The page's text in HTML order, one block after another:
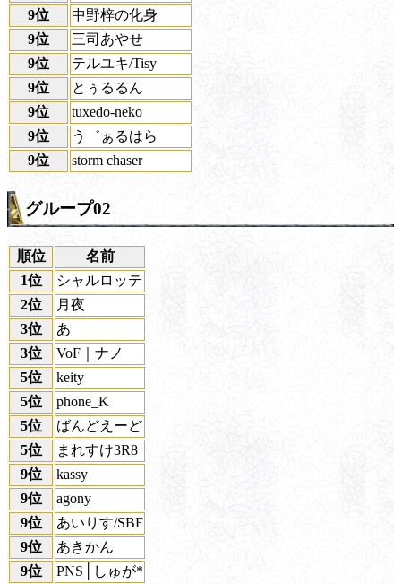
9位
中野梓の化身
9位
三司あやせ
9位
テルユキ/Tisy
9位
とぅるるん
9位
tuxedo-neko
9位
う゛ぁるはら
9位
storm chaser
グループ02
順位
名前
1位
シャルロッテ
2位
月夜
3位
あ
3位
VoF｜ナノ
5位
keity
5位
phone_K
5位
ばんどえーど
5位
まれすけ3R8
9位
kassy
9位
agony
9位
あいりす/SBF
9位
あきかん
9位
PNS│しゅが*